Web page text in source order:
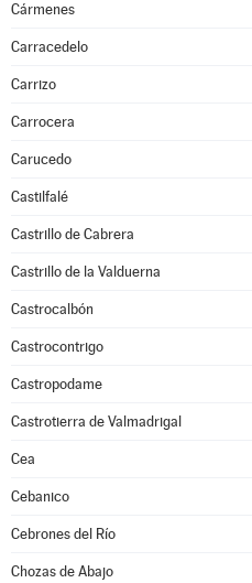
Cármenes
Carracedelo
Carrizo
Carrocera
Carucedo
Castilfalé
Castrillo de Cabrera
Castrillo de la Valduerna
Castrocalbón
Castrocontrigo
Castropodame
Castrotierra de Valmadrigal
Cea
Cebanico
Cebrones del Río
Chozas de Abajo